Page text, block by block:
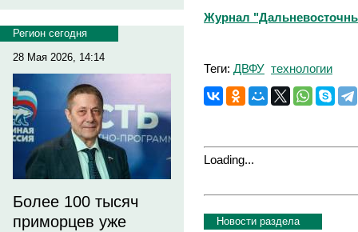
Регион сегодня
28 Мая 2026, 14:14
Более 100 тысяч
приморцев уже
Журнал
Теги: ДВФУ технологии
Loading...
Новости раздела